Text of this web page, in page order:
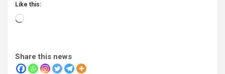
Like this:
Loading…
Share this news